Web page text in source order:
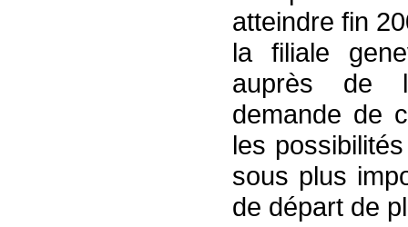
atteindre fin
la filiale
auprès de
demande de
les
sous plus
de départ de